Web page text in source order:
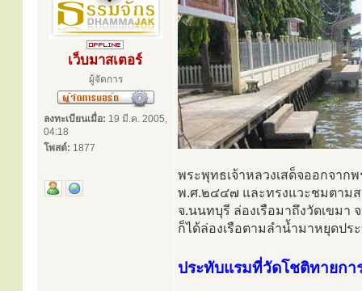
เว็บมาสเตอร์
ผู้จัดการ
ลงทะเบียนเมื่อ: 19 มี.ค. 2005,
04:18
โพสต์: 1877
พระพุทธเจ้าหลวงเสด็จออกจาก
พ.ศ.๒๔๔๗ และทรงแวะชมตามส
จ.นนทบุรี ล่องเรือมาถึงวัดเขมา
ก็ได้ล่องเรือตามลำน้ำมาหยุดปร
ประทับแรมที่วัดโชติทายกา